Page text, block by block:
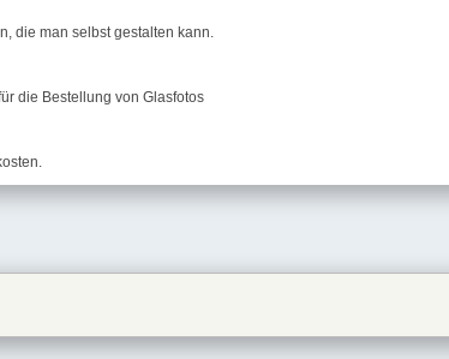
die man selbst gestalten kann.
die Bestellung von Glasfotos